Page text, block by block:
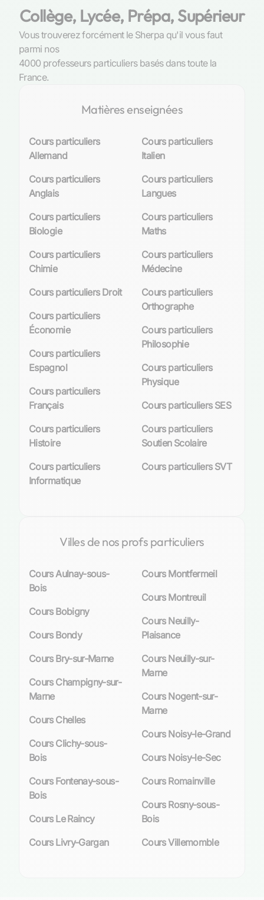
Collège, Lycée, Prépa, Supérieur
Vous trouverez forcément le Sherpa qu'il vous faut
parmi nos
4000 professeurs particuliers basés dans toute la
France.
Matières enseignées
Cours particuliers
Allemand
Cours particuliers
Anglais
Cours particuliers
Biologie
Cours particuliers
Chimie
Cours particuliers Droit
Cours particuliers
Économie
Cours particuliers
Espagnol
Cours particuliers
Français
Cours particuliers
Histoire
Cours particuliers
Informatique
Cours particuliers
Italien
Cours particuliers
Langues
Cours particuliers
Maths
Cours particuliers
Médecine
Cours particuliers
Orthographe
Cours particuliers
Philosophie
Cours particuliers
Physique
Cours particuliers SES
Cours particuliers
Soutien Scolaire
Cours particuliers SVT
Villes de nos profs particuliers
Cours Aulnay-sous-
Bois
Cours Bobigny
Cours Bondy
Cours Bry-sur-Marne
Cours Champigny-sur-
Marne
Cours Chelles
Cours Clichy-sous-
Bois
Cours Fontenay-sous-
Bois
Cours Le Raincy
Cours Livry-Gargan
Cours Montfermeil
Cours Montreuil
Cours Neuilly-
Plaisance
Cours Neuilly-sur-
Marne
Cours Nogent-sur-
Marne
Cours Noisy-le-Grand
Cours Noisy-le-Sec
Cours Romainville
Cours Rosny-sous-
Bois
Cours Villemomble